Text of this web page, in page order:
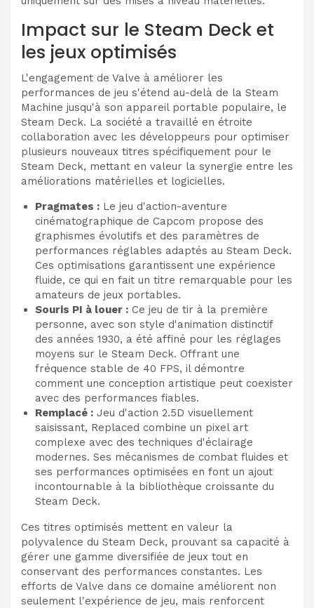
Impact sur le Steam Deck et
les jeux optimisés
L'engagement de Valve à améliorer les
performances de jeu s'étend au-delà de la Steam
Machine jusqu'à son appareil portable populaire, le
Steam Deck. La société a travaillé en étroite
collaboration avec les développeurs pour optimiser
plusieurs nouveaux titres spécifiquement pour le
Steam Deck, mettant en valeur la synergie entre les
améliorations matérielles et logicielles.
Pragmates : Le jeu d'action-aventure
cinématographique de Capcom propose des
graphismes évolutifs et des paramètres de
performances réglables adaptés au Steam Deck.
Ces optimisations garantissent une expérience
fluide, ce qui en fait un titre remarquable pour les
amateurs de jeux portables.
Souris PI à louer : Ce jeu de tir à la première
personne, avec son style d'animation distinctif
des années 1930, a été affiné pour les réglages
moyens sur le Steam Deck. Offrant une
fréquence stable de 40 FPS, il démontre
comment une conception artistique peut coexister
avec des performances fiables.
Remplacé : Jeu d'action 2.5D visuellement
saisissant, Replaced combine un pixel art
complexe avec des techniques d'éclairage
modernes. Ses mécanismes de combat fluides et
ses performances optimisées en font un ajout
incontournable à la bibliothèque croissante du
Steam Deck.
Ces titres optimisés mettent en valeur la
polyvalence du Steam Deck, prouvant sa capacité à
gérer une gamme diversifiée de jeux tout en
conservant des performances constantes. Les
efforts de Valve dans ce domaine améliorent non
seulement l'expérience de jeu, mais renforcent